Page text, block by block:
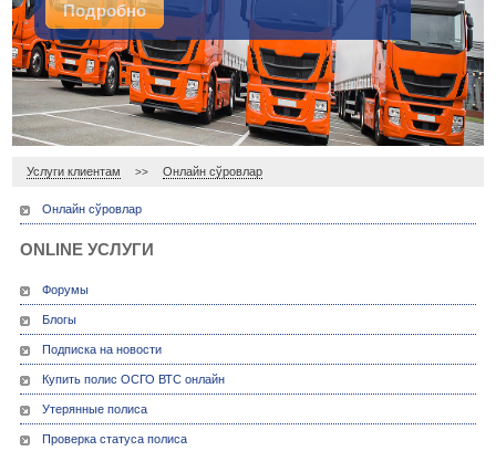
Подробно
Подробно
Услуги клиентам >> Онлайн сўровлар
Онлайн сўровлар
ONLINE УСЛУГИ
Форумы
Блогы
Подписка на новости
Купить полис ОСГО ВТС онлайн
Утерянные полиса
Проверка статуса полиса